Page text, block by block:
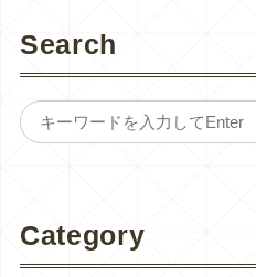
Search
Category